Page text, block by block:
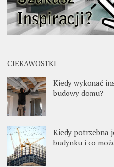
CIEKAWOSTKI
Kiedy wykonać
budowy domu?
Kiedy potrzebna
budynku i co